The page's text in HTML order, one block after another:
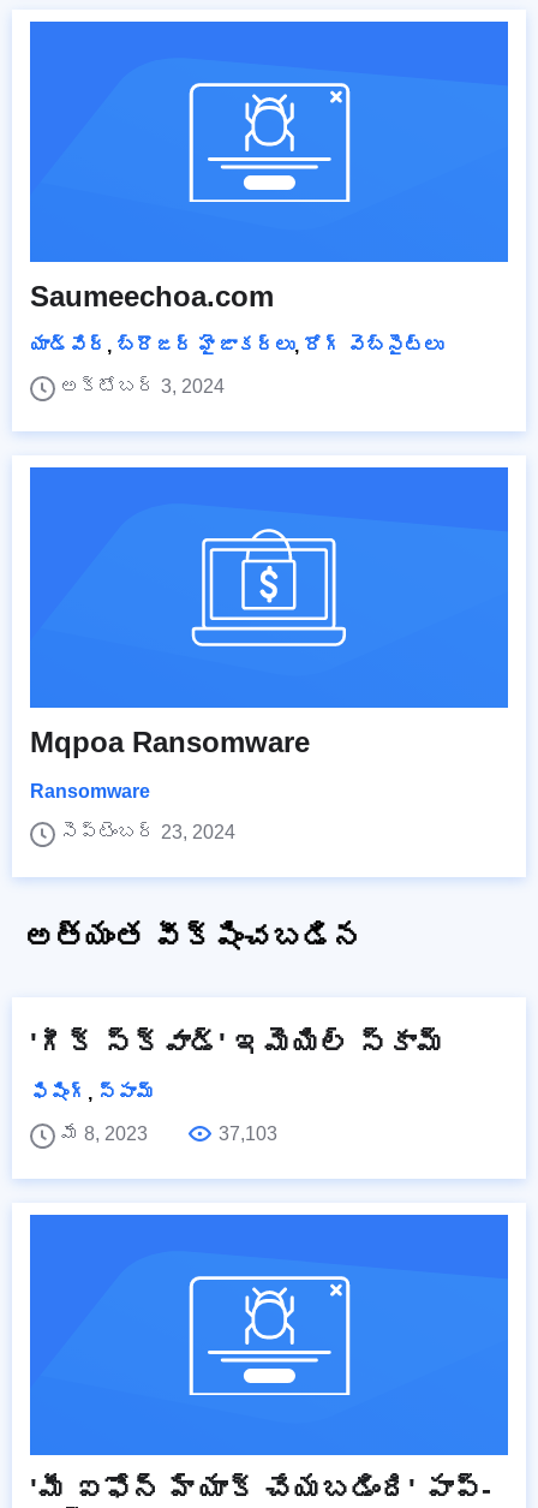
Saumeechoa.com
యాడ్వేర్ , బ్రౌజర్ హైజాకర్లు, రోగ్ వెబ్‌సైట్‌లు
అక్టోబర్ 3, 2024
Mqpoa Ransomware
Ransomware
సెప్టెంబర్ 23, 2024
అత్యంత వీక్షించబడిన
'గీక్ స్క్వాడ్' ఇమెయిల్ స్కామ్
ఫిషింగ్ , స్పామ్
మే 8, 2023
37,103
'మీ ఐఫోన్ హ్యాక్ చేయబడింది' పాప్-